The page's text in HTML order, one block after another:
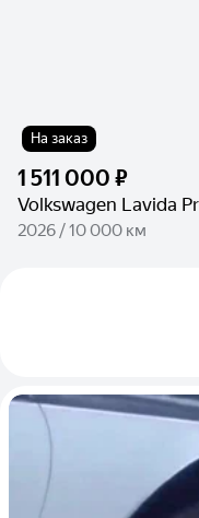
На заказ
1 511 000 ₽
Volkswagen Lavida
2026 / 10 000 км